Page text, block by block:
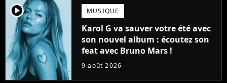
player2 MUSIQUE
Karol G va sauver votre été avec
son nouvel album : écoutez son
feat avec Bruno Mars !
9 août 2026